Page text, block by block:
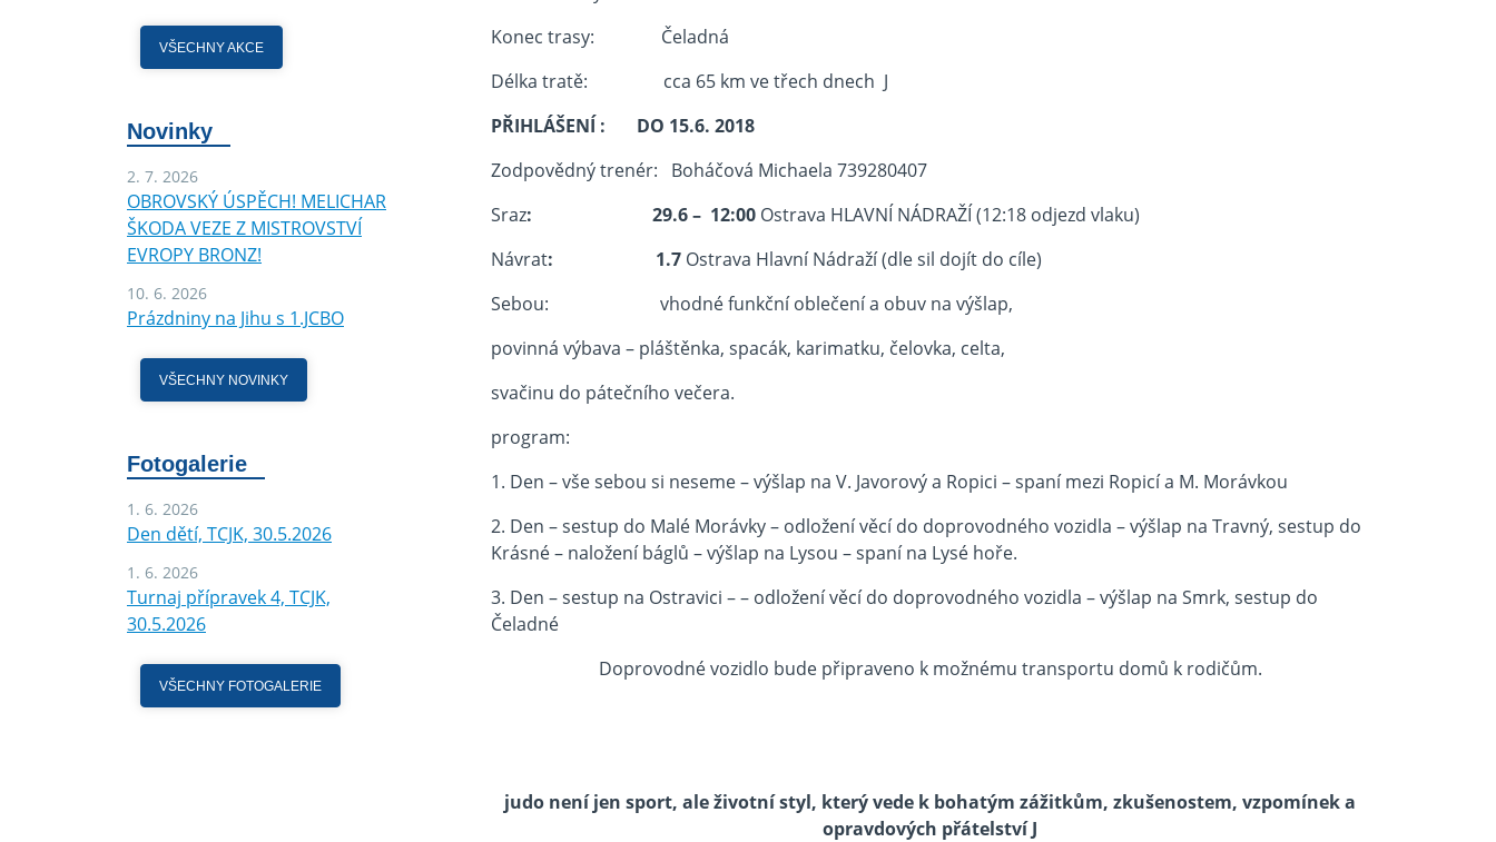
Konec trasy: Čeladná
Délka tratě: cca 65 km ve třech dnech J
PŘIHLÁŠENÍ : DO 15.6. 2018
Zodpovědný trenér: Boháčová Michaela 739280407
Sraz: 29.6 – 12:00 Ostrava HLAVNÍ NÁDRAŽÍ (12:18 odjezd vlaku)
Návrat: 1.7 Ostrava Hlavní Nádraží (dle sil dojít do cíle)
Sebou: vhodné funkční oblečení a obuv na výšlap,
povinná výbava – pláštěnka, spacák, karimatku, čelovka, celta,
svačinu do pátečního večera.
program:
1. Den – vše sebou si neseme – výšlap na V. Javorový a Ropici – spaní mezi Ropicí a M. Morávkou
2. Den – sestup do Malé Morávky – odložení věcí do doprovodného vozidla – výšlap na Travný, sestup do
Krásné – naložení báglů – výšlap na Lysou – spaní na Lysé hoře.
3. Den – sestup na Ostravici – – odložení věcí do doprovodného vozidla – výšlap na Smrk, sestup do
Čeladné
Doprovodné vozidlo bude připraveno k možnému transportu domů k rodičům.
judo není jen sport, ale životní styl, který vede k bohatým zážitkům, zkušenostem, vzpomínek a
opravdových přátelstvíJ
VŠECHNY AKCE
Novinky
2. 7. 2026
OBROVSKÝ ÚSPĚCH! MELICHAR
ŠKODA VEZE Z MISTROVSTVÍ
EVROPY BRONZ!
10. 6. 2026
Prázdniny na Jihu s 1.JCBO
VŠECHNY NOVINKY
Fotogalerie
1. 6. 2026
Den dětí, TCJK, 30.5.2026
1. 6. 2026
Turnaj přípravek 4, TCJK,
30.5.2026
VŠECHNY FOTOGALERIE